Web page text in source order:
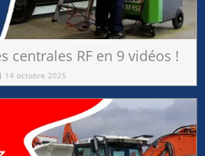
centrales RF en 9 vidéos !
14 octobre 2025